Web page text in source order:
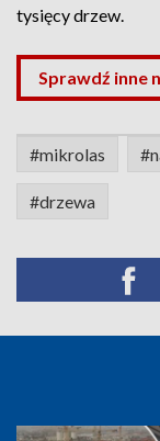
tysięcy drzew.
Sprawdź inne
#mikrolas
#drzewa